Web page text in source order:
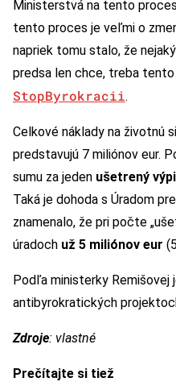
Ministerstvá na tento
tento proces je veľmi o
napriek tomu stalo, že
predsa len chce, treba
StopByrokracii.
Celkové náklady na životnú
predstavujú 7 miliónov eur.
sumu za jeden ušetrený
Taká je dohoda s Úradom
znamenalo, že pri počte
úradoch už 5 miliónov eur
Podľa ministerky Remišovej
antibyrokratických
Zdroje: vlastné
Prečítajte si tiež